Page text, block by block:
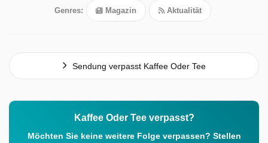
Genres: Magazin Aktualität
Sendung verpasst Kaffee Oder Tee
Kaffee Oder Tee verpasst?
Möchten Sie keine weitere Folge verpassen? Stellen